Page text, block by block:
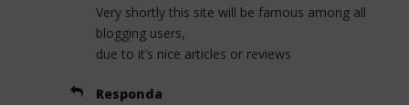
Very shortly this site will be famous among all
blogging users,
due to it’s nice articles or reviews
Responda